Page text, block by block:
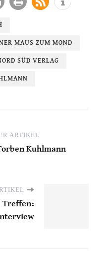
MAUS ZUM MOND
SÜD VERLAG
ARTIKEL
Kuhlmann
Treffen: